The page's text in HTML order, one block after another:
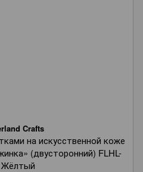
Crafts
на искусственной коже
(двусторонний) FLHL-
Жёлтый